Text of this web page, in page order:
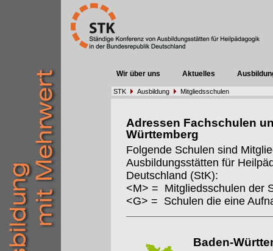
Wir über uns Aktuelles
STK Ausbildung Mitgliedsschulen
Adressen Fachschulen
Württemberg
Folgende Schulen sind
Ausbildungsstätten für
Deutschland (StK):
<M> = Mitgliedsschulen der
<G> = Schulen die eine
Baden-